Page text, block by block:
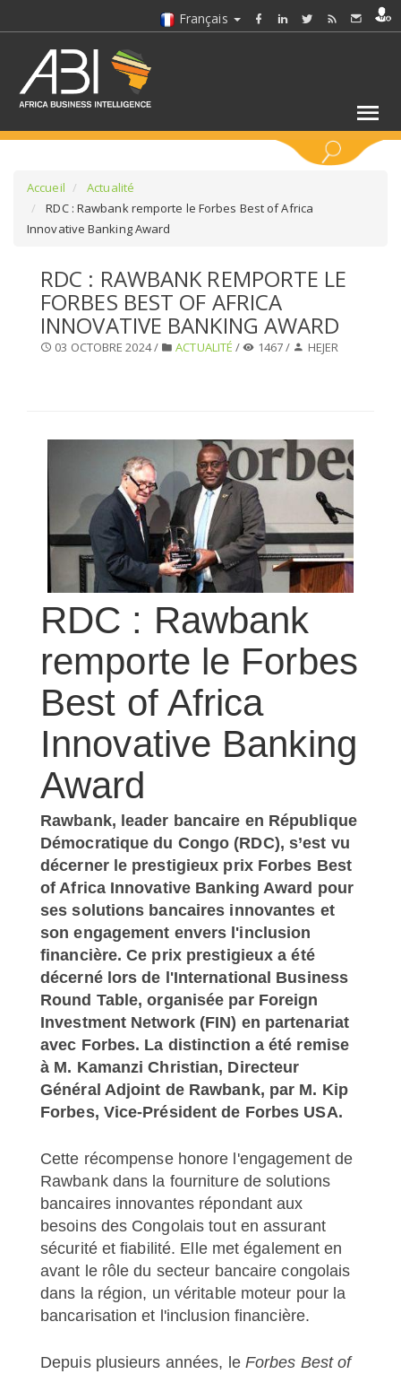
Français
SÉLECTIONNEZ UN DOSSIER
SELECTIONNEZ UNE SECTION
Accueil
Actualité
RDC : Rawbank remporte le Forbes Best of Africa
Innovative Banking Award
RDC : RAWBANK REMPORTE LE
FORBES BEST OF AFRICA
INNOVATIVE BANKING AWARD
03 OCTOBRE 2024 / ACTUALITÉ / 1467 / HEJER
RDC : Rawbank
remporte le Forbes
Best of Africa
Innovative Banking
Award
Rawbank, leader bancaire en République
Démocratique du Congo (RDC), s’est vu
décerner le prestigieux prix Forbes Best
of Africa Innovative Banking Award pour
ses solutions bancaires innovantes et
son engagement envers l'inclusion
financière. Ce prix prestigieux a été
décerné lors de l'International Business
Round Table, organisée par Foreign
Investment Network (FIN) en partenariat
avec Forbes. La distinction a été remise
à M. Kamanzi Christian, Directeur
Général Adjoint de Rawbank, par M. Kip
Forbes, Vice-Président de Forbes USA.
Cette récompense honore l'engagement de
Rawbank dans la fourniture de solutions
bancaires innovantes répondant aux
besoins des Congolais tout en assurant
sécurité et fiabilité. Elle met également en
avant le rôle du secteur bancaire congolais
dans la région, un véritable moteur pour la
bancarisation et l'inclusion financière.
Depuis plusieurs années, le Forbes Best of